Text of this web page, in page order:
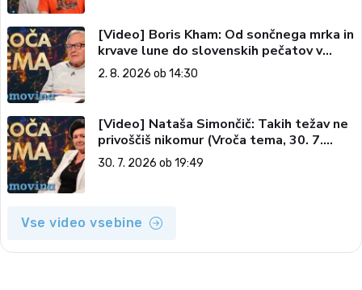
[Video] Boris Kham: Od sončnega mrka in
krvave lune do slovenskih pečatov v
vesolju (Vroča tema, 2. 8. 2026)
2. 8. 2026 ob 14:30
[Video] Nataša Simončič: Takih težav ne
privoščiš nikomur (Vroča tema, 30. 7.
2026)
30. 7. 2026 ob 19:49
Vse video vsebine